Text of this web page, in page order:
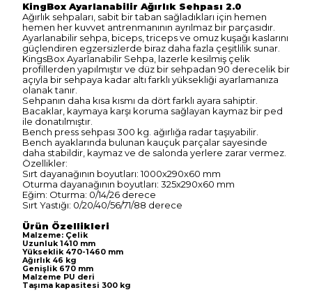
KingBox Ayarlanabilir Ağırlık Sehpası 2.0
Ağırlık sehpaları, sabit bir taban sağladıkları için hemen
hemen her kuvvet antrenmanının ayrılmaz bir parçasıdır.
Ayarlanabilir sehpa, biceps, triceps ve omuz kuşağı kaslarını
güçlendiren egzersizlerde biraz daha fazla çeşitlilik sunar.
KingsBox Ayarlanabilir Sehpa, lazerle kesilmiş çelik
profillerden yapılmıştır ve düz bir sehpadan 90 derecelik bir
açıyla bir sehpaya kadar altı farklı yüksekliği ayarlamanıza
olanak tanır.
Sehpanın daha kısa kısmı da dört farklı ayara sahiptir.
Bacaklar, kaymaya karşı koruma sağlayan kaymaz bir ped
ile donatılmıştır.
Bench press sehpası 300 kg. ağırlığa radar taşıyabilir.
Bench ayaklarında bulunan kauçuk parçalar sayesinde
daha stabildir, kaymaz ve de salonda yerlere zarar vermez.
Özellikler:
Sırt dayanağının boyutları: 1000x290x60 mm
Oturma dayanağının boyutları: 325x290x60 mm
Eğim: Oturma: 0/14/26 derece
Sırt Yastığı: 0/20/40/56/71/88 derece
Ürün Özellikleri
Malzeme: Çelik
Uzunluk 1410 mm
Yükseklik 470-1460 mm
Ağırlık 46 kg
Genişlik 670 mm
Malzeme PU deri
Taşıma kapasitesi 300 kg